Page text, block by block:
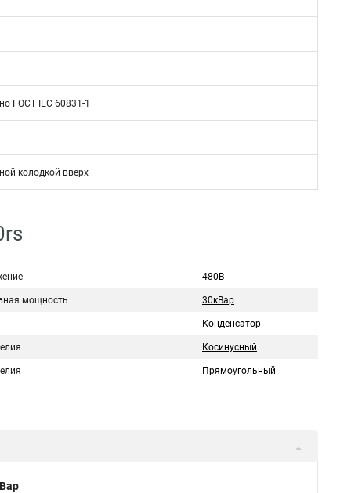
ГОСТ IEC 60831-1
колодкой вверх
480В
мощность 30кВар
Конденсатор
Косинусный
Прямоугольный